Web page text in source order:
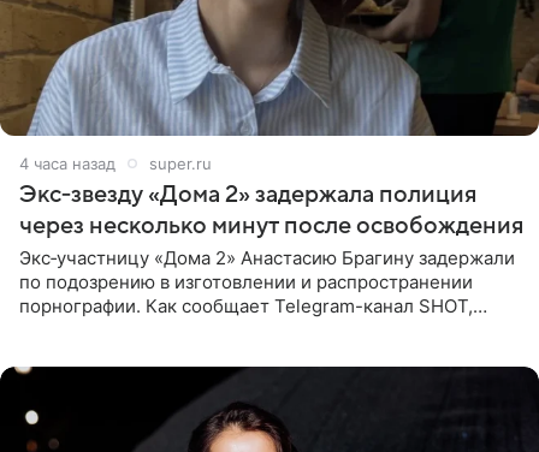
4 часа назад super.ru
Экс‑звезду «Дома 2» задержала полиция
через несколько минут после освобождения
Экс‑участницу «Дома 2» Анастасию Брагину задержали
по подозрению в изготовлении и распространении
порнографии. Как сообщает Telegram-канал SHOT,